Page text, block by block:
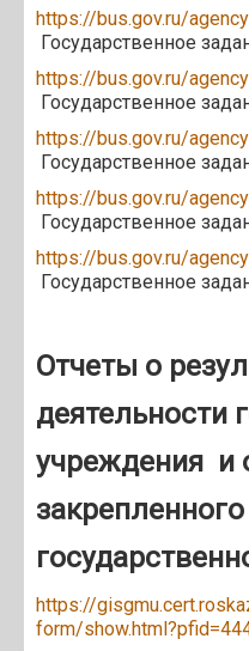
https://bus.gov.ru/
Государственное
https://bus.gov.ru/
Государственное
https://bus.gov.ru/
Государственное
https://bus.gov.ru/
Государственное
https://bus.gov.ru/
Государственное
Отчеты о
деятельности
учреждения и
https://
form/